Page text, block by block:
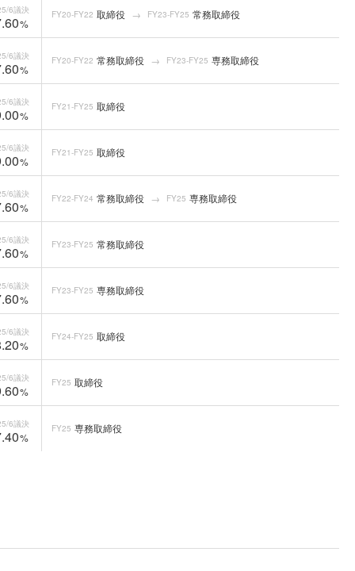
6議決
%
FY20-FY22 取締役 FY23-FY25 常務取締役
6議決
%
FY20-FY22 常務取締役 FY23-FY25 専務取締役
6議決
%
FY21-FY25 取締役
6議決
%
FY21-FY25 取締役
6議決
%
FY22-FY24 常務取締役 FY25 専務取締役
6議決
%
FY23-FY25 常務取締役
6議決
%
FY23-FY25 専務取締役
6議決
%
FY24-FY25 取締役
6議決
%
FY25 取締役
6議決
%
FY25 専務取締役